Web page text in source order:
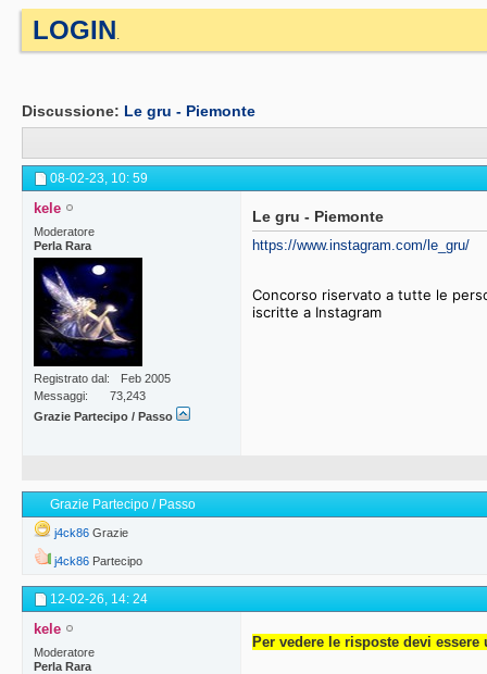
LOGIN.
Discussione: Le gru - Piemonte
08-02-23, 10: 59
kele
Moderatore
Perla Rara
Registrato dal
Feb 2005
Messaggi
73,243
Grazie Partecipo / Passo
Le gru - Piemonte
https://www.instagram.com/le_gru/
Concorso riservato a tutte le
iscritte a Instagram
Grazie Partecipo / Passo
j4ck86 Grazie
j4ck86 Partecipo
12-02-26, 14: 24
kele
Moderatore
Perla Rara
Per vedere le risposte devi essere